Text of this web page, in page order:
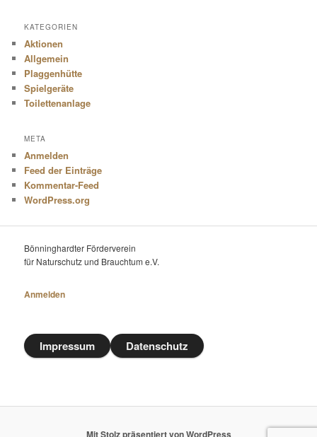
KATEGORIEN
Aktionen
Allgemein
Plaggenhütte
Spielgeräte
Toilettenanlage
META
Anmelden
Feed der Einträge
Kommentar-Feed
WordPress.org
Bönninghardter Förderverein
für Naturschutz und Brauchtum e.V.
Anmelden
Impressum Datenschutz
Mit Stolz präsentiert von WordPress